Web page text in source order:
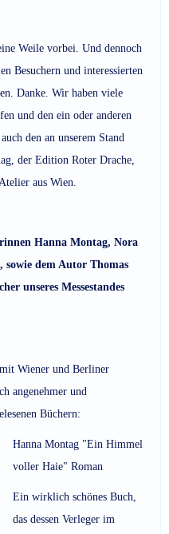
Weile vorbei. Und dennoch
Besuchern und interessierten
Danke. Wir haben viele
und den ein oder anderen
den an unserem Stand
der Edition Roter Drache,
aus Wien.
Hanna Montag, Nora
dem Autor Thomas
unseres Messestandes
Wiener und Berliner
angenehmer und
Büchern:
Hanna Montag "Ein Himmel
voller Haie" Roman
Ein wirklich schönes Buch,
das dessen Verleger im